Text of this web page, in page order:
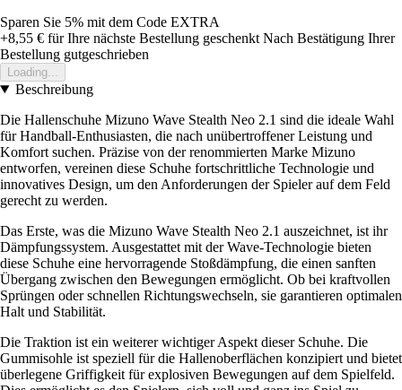
Sparen Sie 5% mit dem Code EXTRA
+8,55 € für Ihre nächste Bestellung geschenkt Nach Bestätigung Ihrer
Bestellung gutgeschrieben
Loading...
Beschreibung
Die Hallenschuhe Mizuno Wave Stealth Neo 2.1 sind die ideale Wahl
für Handball-Enthusiasten, die nach unübertroffener Leistung und
Komfort suchen. Präzise von der renommierten Marke Mizuno
entworfen, vereinen diese Schuhe fortschrittliche Technologie und
innovatives Design, um den Anforderungen der Spieler auf dem Feld
gerecht zu werden.
Das Erste, was die Mizuno Wave Stealth Neo 2.1 auszeichnet, ist ihr
Dämpfungssystem. Ausgestattet mit der Wave-Technologie bieten
diese Schuhe eine hervorragende Stoßdämpfung, die einen sanften
Übergang zwischen den Bewegungen ermöglicht. Ob bei kraftvollen
Sprüngen oder schnellen Richtungswechseln, sie garantieren optimalen
Halt und Stabilität.
Die Traktion ist ein weiterer wichtiger Aspekt dieser Schuhe. Die
Gummisohle ist speziell für die Hallenoberflächen konzipiert und bietet
überlegene Griffigkeit für explosiven Bewegungen auf dem Spielfeld.